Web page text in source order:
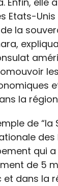
Etats-Unis
la
les
la
de “la
des
qui
de 5
dans la